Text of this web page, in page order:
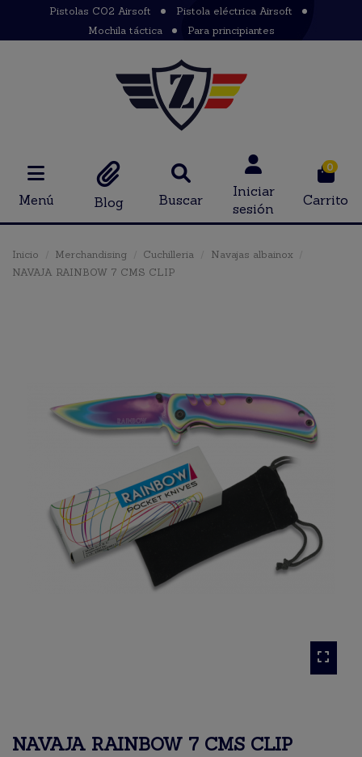
Pistolas CO2 Airsoft
Pistola eléctrica Airsoft
Mochila táctica
Para principiantes
Menú Blog Buscar
Iniciar
sesión
0
Carrito
Inicio Merchandising Cuchilleria
Navajas albainox
NAVAJA RAINBOW 7 CMS CLIP
NAVAJA RAINBOW 7 CMS CLIP